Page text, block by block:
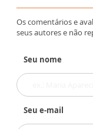
Os comentários e
seus autores e não
Seu nome
Seu e-mail